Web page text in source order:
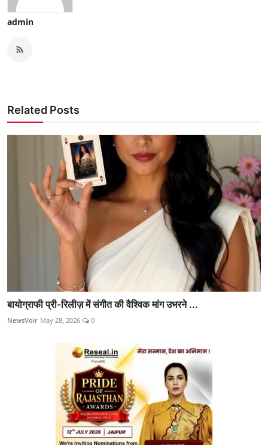
admin
Related Posts
बायोग्राफी प्री-रिलीज़ में संगीत की वैश्विक मांग उभरने ...
NewsVoir May 28, 2026 0